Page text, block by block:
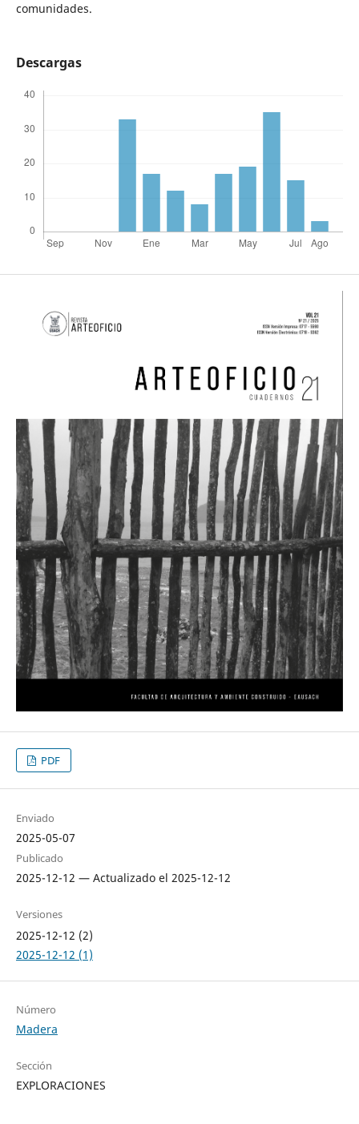
comunidades.
Descargas
PDF
Enviado
2025-05-07
Publicado
2025-12-12 — Actualizado el 2025-12-12
Versiones
2025-12-12 (2)
2025-12-12 (1)
Número
Madera
Sección
EXPLORACIONES